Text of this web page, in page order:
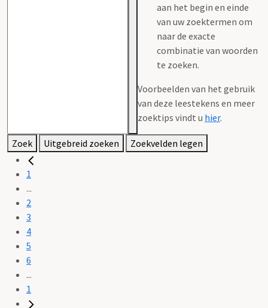
aan het begin en einde
van uw zoektermen om
naar de exacte
combinatie van woorden
te zoeken.
Voorbeelden van het gebruik
van deze leestekens en meer
zoektips vindt u hier.
Zoek Uitgebreid zoeken Zoekvelden legen
1
...
2
3
4
5
6
...
1